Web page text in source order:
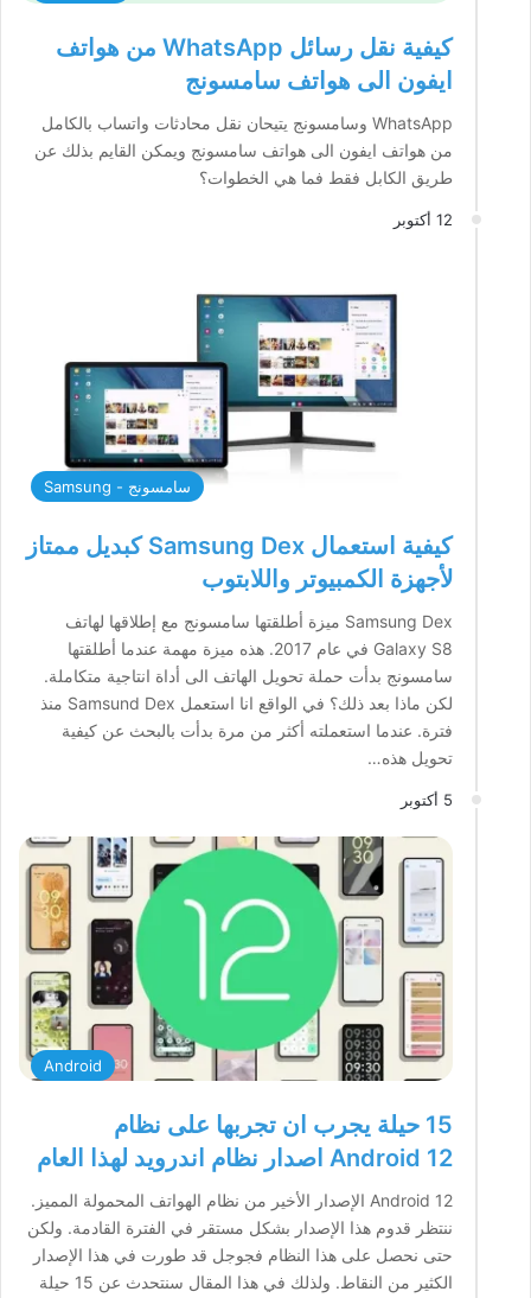
كيفية نقل رسائل WhatsApp من هواتف
ايفون الى هواتف سامسونج
WhatsApp وسامسونج يتيحان نقل محادثات واتساب بالكامل
من هواتف ايفون الى هواتف سامسونج ويمكن القايم بذلك عن
طريق الكابل فقط فما هي الخطوات؟
12 أكتوبر
سامسونج - Samsung
كيفية استعمال Samsung Dex كبديل ممتاز
لأجهزة الكمبيوتر واللابتوب
Samsung Dex ميزة أطلقتها سامسونج مع إطلاقها لهاتف
Galaxy S8 في عام 2017. هذه ميزة مهمة عندما أطلقتها
سامسونج بدأت حملة تحويل الهاتف الى أداة انتاجية متكاملة.
لكن ماذا بعد ذلك؟ في الواقع انا استعمل Samsund Dex منذ
فترة. عندما استعملته أكثر من مرة بدأت بالبحث عن كيفية
تحويل هذه…
5 أكتوبر
Android
15 حيلة يجرب ان تجربها على نظام
Android 12 اصدار نظام اندرويد لهذا العام
Android 12 الإصدار الأخير من نظام الهواتف المحمولة المميز.
ننتظر قدوم هذا الإصدار بشكل مستقر في الفترة القادمة. ولكن
حتى نحصل على هذا النظام فجوجل قد طورت في هذا الإصدار
الكثير من النقاط. ولذلك في هذا المقال سنتحدث عن 15 حيلة